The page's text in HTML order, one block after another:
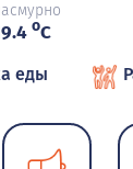
oC
еды